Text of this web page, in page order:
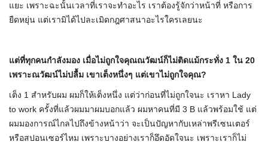
แยะ เพราะฉะนั้นเวลาที่เราจะทำอะไร เราต้องรู้จักว่าหน้าที่ หรือการ
ยืดหยุ่น แต่เรามิได้ไปละเมิดกฎศาสนาอะไรใครเลยนะ
แต่ที่ทุกคนกำลังมอง เมื่อไม่ถูกใจคุณณวัฒน์ก็ไม่ติดแม้กระทั่ง 1 ใน 20
เพราะณวัฒน์ไม่ปลื้ม เขาเต็งหนึ่งๆ แต่เขาไม่ถูกใจคุณ?
เต็ง 1 สำหรับผม ผมก็ให้เต็งหนึ่ง แต่ว่าก่อนที่ไม่ถูกใจนะ เราหา Lady
to work ครั้งที่แล้วผมมาผมบอกแล้ว ผมหาคนที่มี 3 B แล้วพร้อมใช้ แต่
ผมมองการณ์ไกลไปถึงข้างหน้าว่า จะเป็นปัญหากับเหล่าพรีเซนเตอร์
หรือสปอนเซอร์ไหม เพราะบางอย่างเราก็อึดอัดใจนะ เพราะเราก็ไม่